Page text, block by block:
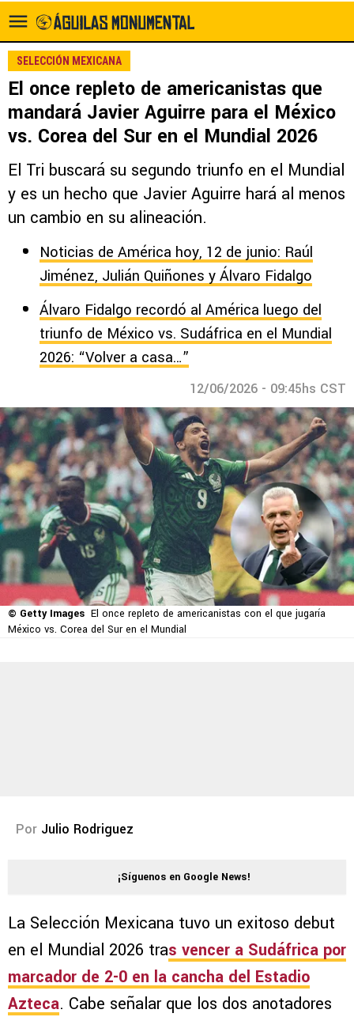
SELECCIÓN MEXICANA
El once repleto de americanistas que
mandará Javier Aguirre para el México
vs. Corea del Sur en el Mundial 2026
El Tri buscará su segundo triunfo en el Mundial
y es un hecho que Javier Aguirre hará al menos
un cambio en su alineación.
Noticias de América hoy, 12 de junio: Raúl
Jiménez, Julián Quiñones y Álvaro Fidalgo
Álvaro Fidalgo recordó al América luego del
triunfo de México vs. Sudáfrica en el Mundial
2026: “Volver a casa…”
12/06/2026 - 09:45hs CST
© Getty Images El once repleto de americanistas con el que jugaría
México vs. Corea del Sur en el Mundial
Por Julio Rodriguez
¡Síguenos en Google News!
La Selección Mexicana tuvo un exitoso debut
en el Mundial 2026 tras vencer a Sudáfrica por
marcador de 2-0 en la cancha del Estadio
Azteca. Cabe señalar que los dos anotadores